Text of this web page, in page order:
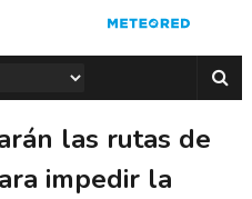
las rutas de
impedir la